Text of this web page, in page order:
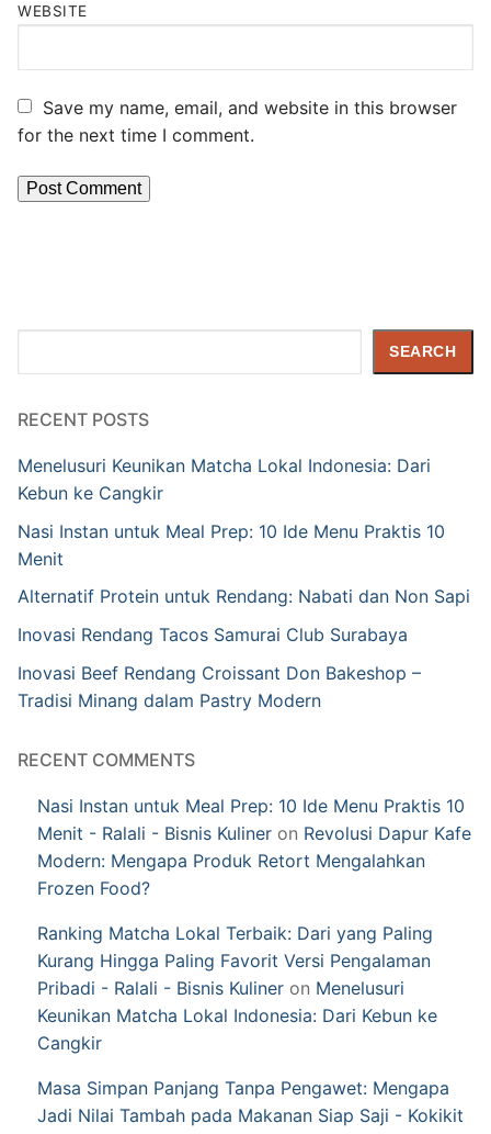
WEBSITE
Save my name, email, and website in this browser
for the next time I comment.
SEARCH
RECENT POSTS
Menelusuri Keunikan Matcha Lokal Indonesia: Dari
Kebun ke Cangkir
Nasi Instan untuk Meal Prep: 10 Ide Menu Praktis 10
Menit
Alternatif Protein untuk Rendang: Nabati dan Non Sapi
Inovasi Rendang Tacos Samurai Club Surabaya
Inovasi Beef Rendang Croissant Don Bakeshop –
Tradisi Minang dalam Pastry Modern
RECENT COMMENTS
Nasi Instan untuk Meal Prep: 10 Ide Menu Praktis 10
Menit - Ralali - Bisnis Kuliner on Revolusi Dapur Kafe
Modern: Mengapa Produk Retort Mengalahkan
Frozen Food?
Ranking Matcha Lokal Terbaik: Dari yang Paling
Kurang Hingga Paling Favorit Versi Pengalaman
Pribadi - Ralali - Bisnis Kuliner on Menelusuri
Keunikan Matcha Lokal Indonesia: Dari Kebun ke
Cangkir
Masa Simpan Panjang Tanpa Pengawet: Mengapa
Jadi Nilai Tambah pada Makanan Siap Saji - Kokikit